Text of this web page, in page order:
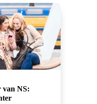
van NS: